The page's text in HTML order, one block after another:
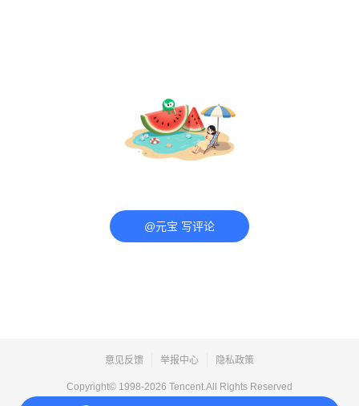
@元宝 写评论
意见反馈 举报中心 隐私政策
Copyright© 1998-2026 Tencent.All Rights Reserved